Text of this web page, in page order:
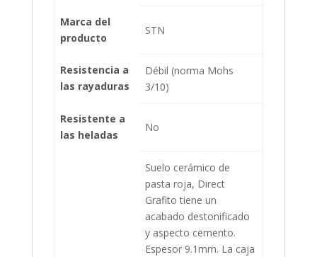
Marca del
producto
STN
Resistencia a
las rayaduras
Débil (norma Mohs
3/10)
Resistente a
las heladas
No
Suelo cerámico de
pasta roja, Direct
Grafito tiene un
acabado destonificado
y aspecto cemento.
Espesor 9.1mm. La caja